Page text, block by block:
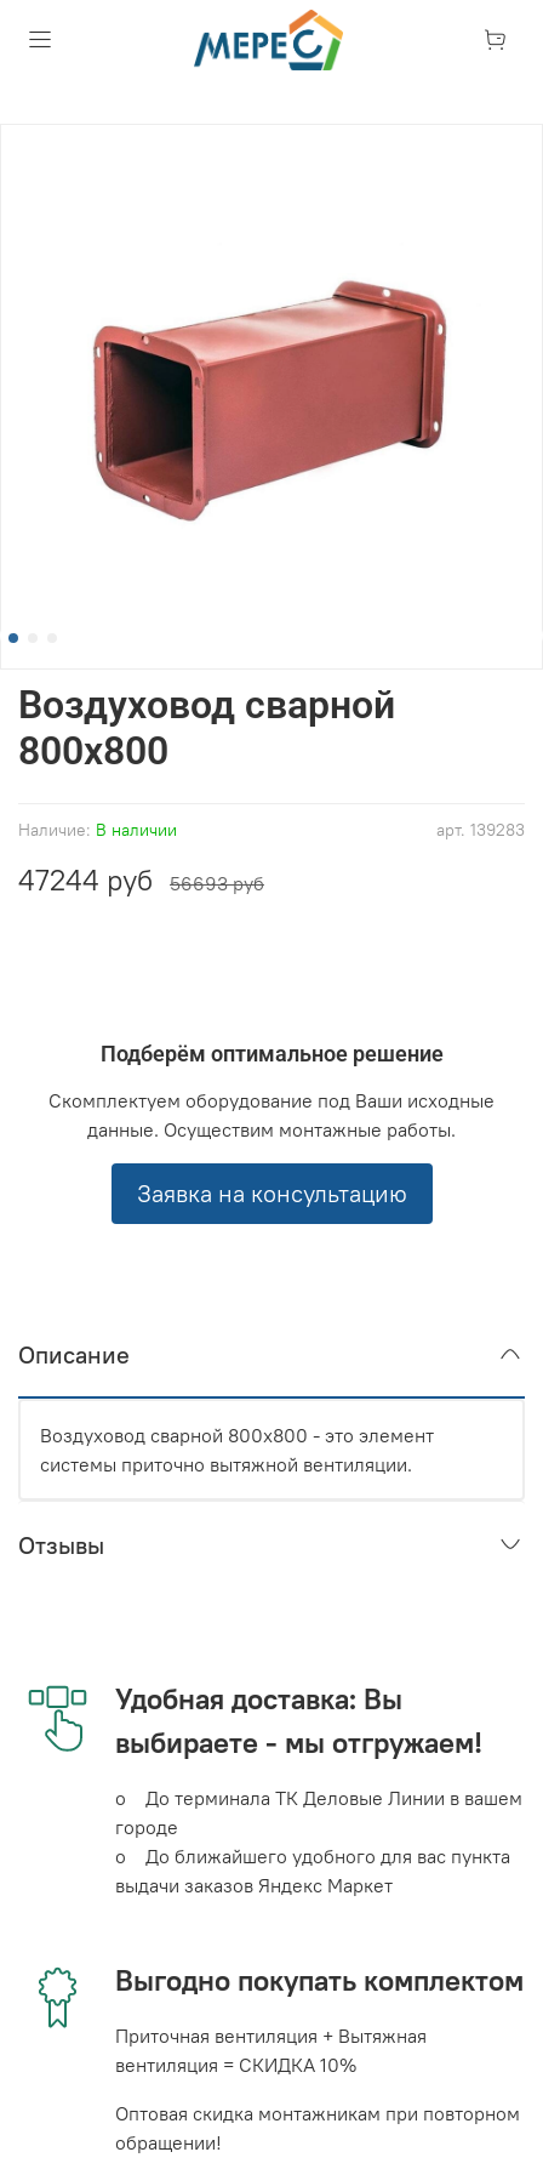
арт. 139283
Наличие: В наличии
Воздуховод сварной
800x800
47244 руб 56693 руб
Подберём оптимальное решение
Скомплектуем оборудование под Ваши исходные
данные. Осуществим монтажные работы.
Заявка на консультацию
Описание
Воздуховод сварной 800x800 - это элемент
системы приточно вытяжной вентиляции.
Отзывы
Удобная доставка: Вы
выбираете - мы отгружаем!
o До терминала ТК Деловые Линии в вашем
городе
o До ближайшего удобного для вас пункта
выдачи заказов Яндекс Маркет
Выгодно покупать комплектом
Приточная вентиляция + Вытяжная
вентиляция = СКИДКА 10%
Оптовая скидка монтажникам при повторном
обращении!